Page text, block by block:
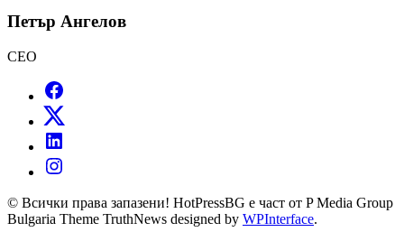
Петър Ангелов
CEO
© Всички права запазени! HotPressBG е част от P Media Group
Bulgaria Theme TruthNews designed by WPInterface.